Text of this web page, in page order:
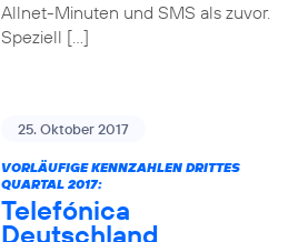
Allnet-Minuten und SMS als zuvor.
Speziell […]
25. Oktober 2017
VORLÄUFIGE KENNZAHLEN DRITTES
QUARTAL 2017:
Telefónica
Deutschland